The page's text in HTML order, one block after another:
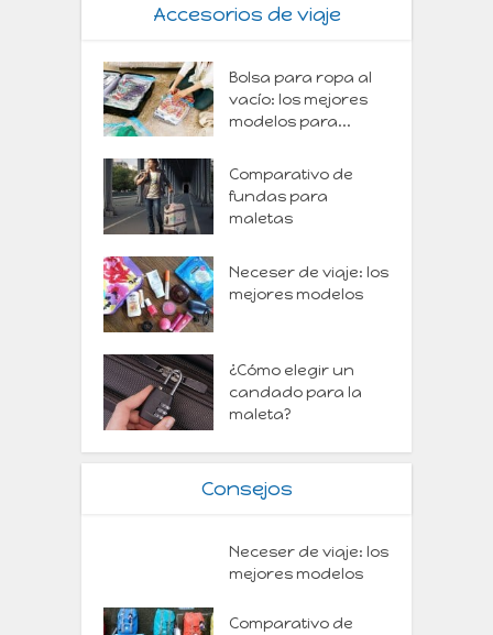
Accesorios de viaje
Bolsa para ropa al
vacío: los mejores
modelos para...
Comparativo de
fundas para
maletas
Neceser de viaje: los
mejores modelos
¿Cómo elegir un
candado para la
maleta?
Consejos
Neceser de viaje: los
mejores modelos
Comparativo de